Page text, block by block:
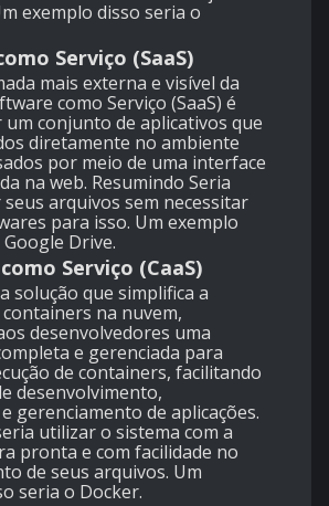
exemplo disso seria o
Serviço (SaaS)
mais externa e visível da
como Serviço (SaaS) é
conjunto de aplicativos que
diretamente no ambiente
por meio de uma interface
na web. Resumindo Seria
seus arquivos sem necessitar
para isso. Um exemplo
Drive.
Serviço (CaaS)
solução que simplifica a
na nuvem,
desenvolvedores uma
e gerenciada para
de containers, facilitando
desenvolvimento,
gerenciamento de aplicações.
utilizar o sistema com a
pronta e com facilidade no
de seus arquivos. Um
seria o Docker.